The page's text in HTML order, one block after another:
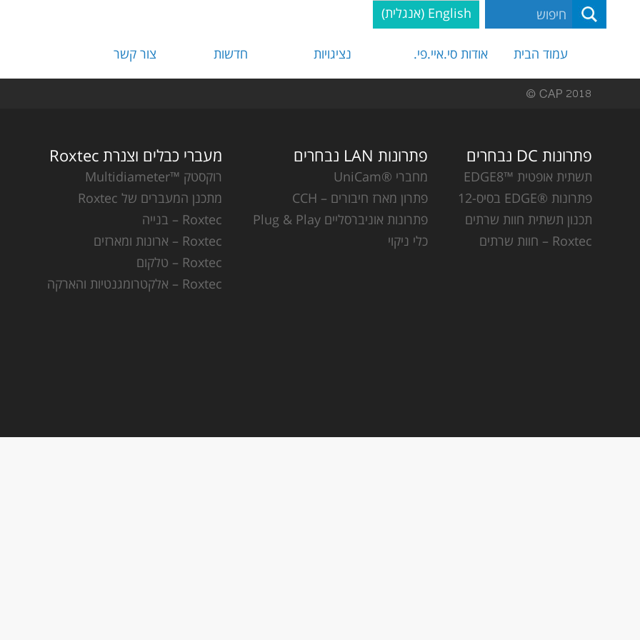
English
(אנגלית)
עמוד הבית אודות סי.איי.פי. נציגויות חדשות צור קשר
פתרונות DC נבחרים
תשתית אופטית ™EDGE8
פתרונות ®EDGE בסיס-12
תכנון תשתית חוות שרתים
Roxtec – חוות שרתים
פתרונות LAN נבחרים
מחברי ®UniCam
פתרון מארז חיבורים – CCH
פתרונות אוניברסליים Plug & Play
כלי ניקוי
מעברי כבלים וצנרת Roxtec
רוקסטק ™Multidiameter
מתכנן המעברים של Roxtec
Roxtec – בנייה
Roxtec – ארונות ומארזים
Roxtec – טלקום
Roxtec – אלקטרומגנטיות והארקה